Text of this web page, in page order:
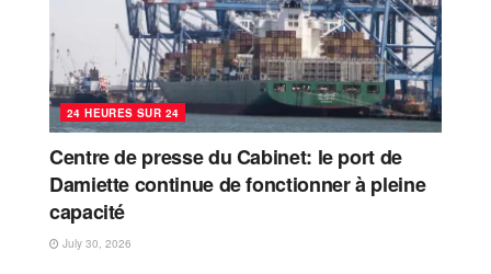
24 HEURES SUR 24
Centre de presse du Cabinet: le port de
Damiette continue de fonctionner à pleine
capacité
July 30, 2026